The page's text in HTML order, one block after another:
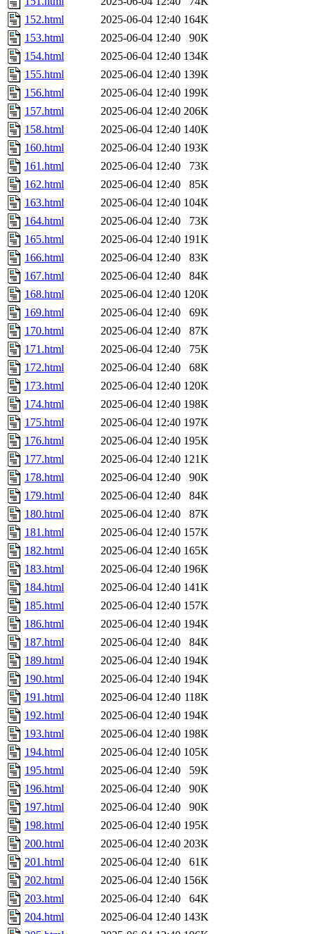
152.html
2025-06-04 12:40 164K
153.html
2025-06-04 12:40
90K
154.html
2025-06-04 12:40 134K
155.html
2025-06-04 12:40 139K
156.html
2025-06-04 12:40 199K
157.html
2025-06-04 12:40 206K
158.html
2025-06-04 12:40 140K
160.html
2025-06-04 12:40 193K
161.html
2025-06-04 12:40
73K
162.html
2025-06-04 12:40
85K
163.html
2025-06-04 12:40 104K
164.html
2025-06-04 12:40
73K
165.html
2025-06-04 12:40 191K
166.html
2025-06-04 12:40
83K
167.html
2025-06-04 12:40
84K
168.html
2025-06-04 12:40 120K
169.html
2025-06-04 12:40
69K
170.html
2025-06-04 12:40
87K
171.html
2025-06-04 12:40
75K
172.html
2025-06-04 12:40
68K
173.html
2025-06-04 12:40 120K
174.html
2025-06-04 12:40 198K
175.html
2025-06-04 12:40 197K
176.html
2025-06-04 12:40 195K
177.html
2025-06-04 12:40 121K
178.html
2025-06-04 12:40
90K
179.html
2025-06-04 12:40
84K
180.html
2025-06-04 12:40
87K
181.html
2025-06-04 12:40 157K
182.html
2025-06-04 12:40 165K
183.html
2025-06-04 12:40 196K
184.html
2025-06-04 12:40 141K
185.html
2025-06-04 12:40 157K
186.html
2025-06-04 12:40 194K
187.html
2025-06-04 12:40
84K
189.html
2025-06-04 12:40 194K
190.html
2025-06-04 12:40 194K
191.html
2025-06-04 12:40 118K
192.html
2025-06-04 12:40 194K
193.html
2025-06-04 12:40 198K
194.html
2025-06-04 12:40 105K
195.html
2025-06-04 12:40
59K
196.html
2025-06-04 12:40
90K
197.html
2025-06-04 12:40
90K
198.html
2025-06-04 12:40 195K
200.html
2025-06-04 12:40 203K
201.html
2025-06-04 12:40
61K
202.html
2025-06-04 12:40 156K
203.html
2025-06-04 12:40
64K
204.html
2025-06-04 12:40 143K